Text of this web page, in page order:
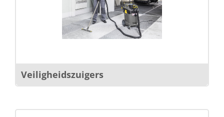
Veiligheidszuigers